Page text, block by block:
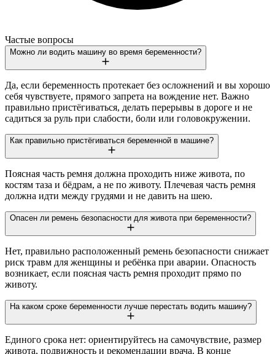
Частые вопросы
Можно ли водить машину во время беременности?
Да, если беременность протекает без осложнений и вы хорошо
себя чувствуете, прямого запрета на вождение нет. Важно
правильно пристёгиваться, делать перерывы в дороге и не
садиться за руль при слабости, боли или головокружении.
Как правильно пристёгиваться беременной в машине?
Поясная часть ремня должна проходить ниже живота, по
костям таза и бёдрам, а не по животу. Плечевая часть ремня
должна идти между грудями и не давить на шею.
Опасен ли ремень безопасности для живота при беременности?
Нет, правильно расположенный ремень безопасности снижает
риск травм для женщины и ребёнка при аварии. Опасность
возникает, если поясная часть ремня проходит прямо по
животу.
На каком сроке беременности лучше перестать водить машину?
Единого срока нет: ориентируйтесь на самочувствие, размер
живота, подвижность и рекомендации врача. В конце